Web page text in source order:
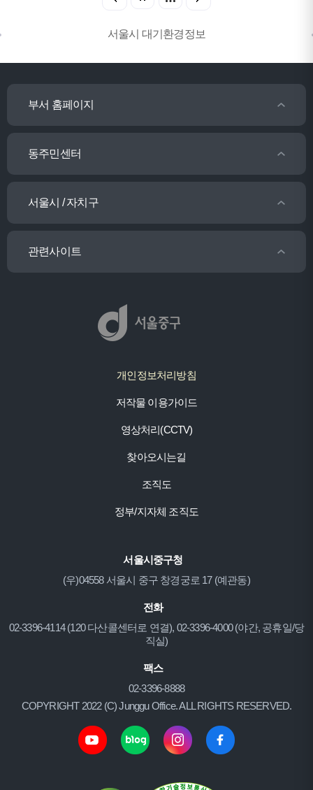
서울시 대기환경정보
부서 홈페이지
동주민센터
서울시 / 자치구
관련사이트
개인정보처리방침
저작물 이용가이드
영상처리(CCTV)
찾아오시는길
조직도
정부/지자체 조직도
서울시중구청
(우)04558 서울시 중구 창경궁로 17 (예관동)
전화
02-3396-4114 (120 다산콜센터로 연결), 02-3396-4000 (야간, 공휴일/당
직실)
팩스
02-3396-8888
COPYRIGHT 2022 (C) Junggu Office. ALL RIGHTS RESERVED.